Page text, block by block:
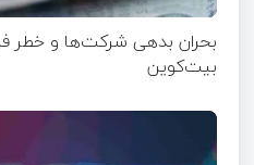
بحران بدهی شرکت‌ها و خطر
بیت‌کوین